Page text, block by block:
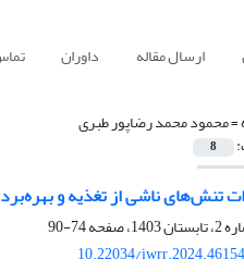
ارسال مقاله داوران
=محمود محمد رضاپور طبری
8
تنش‌های ناشی از تغذیه و
74-90
10.22034/